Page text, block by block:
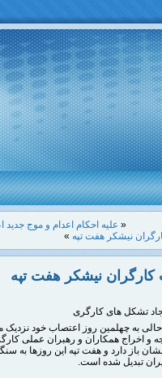
« علیه احکام اعدام و موج
نیشکر هفت‌ تپه »
نیشکر هفت تپه
تشکل های کارگری
به چهلمین روز اعتصاب خود نزدیک
اخراج همکاران و رهبران عملی
باز دارد و هفت تپه این روزها به
تبدیل شده است.